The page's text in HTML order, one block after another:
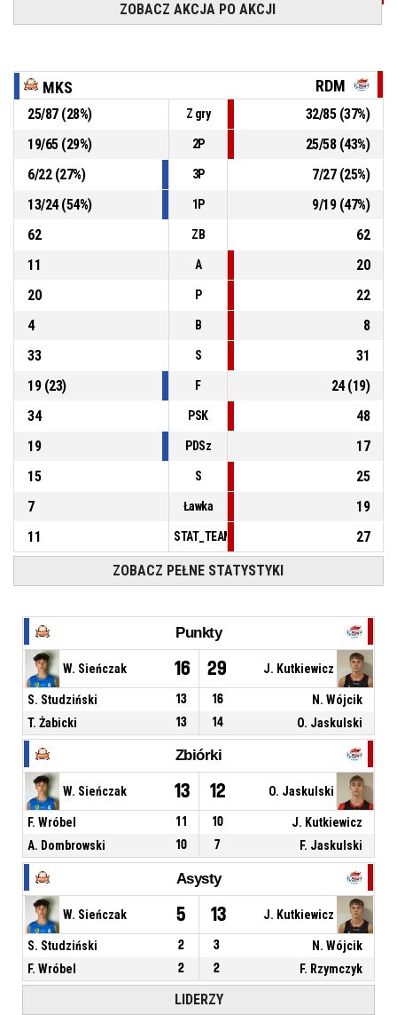
Strata - błąd 5 sek
Przerwa na żądanie
4, W. Sieńczak
, Rzut wolny 2z2 celny
MKS Strzelce Opolskie
- przegrywają 11
P4 00:07
69-80
, Rzut wolny 1z2 celny
MKS Strzelce Opolskie
- przegrywają 12
00:07
68-80
ZOBACZ AKCJA PO AKCJI
MKS RDM
25/87(28%) Z gry 32/85(37%)
19/65(29%) 2P 25/58(43%)
6/22(27%) 3P 7/27(25%)
13/24(54%) 1P 9/19(47%)
62
ZB
62
11
A
20
20
P
22
4
B
8
33
S
31
19(23) F 24(19)
34
PSK
48
19
PDSz
17
15
S
25
7
Ławka
19
11
27
ZOBACZ PEŁNE STATYSTYKI
Punkty
W. Sieńczak 16 29 J. Kutkiewicz
S. Studziński 13 16
N. Wójcik
T. Żabicki
13 14 O. Jaskulski
Zbiórki
W. Sieńczak 13 12 O. Jaskulski
F. Wróbel 11 10
J. Kutkiewicz
A. Dombrowski
10 7 F. Jaskulski
Asysty
W. Sieńczak 5 13 J. Kutkiewicz
S. Studziński 2 3
N. Wójcik
F. Wróbel
2 2 F. Rzymczyk
LIDERZY